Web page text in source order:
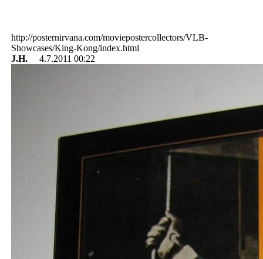
http://posternirvana.com/moviepostercollectors/VLB-
Showcases/King-Kong/index.html
J.H.
4.7.2011 00:22